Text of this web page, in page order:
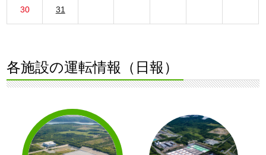
30 31
各施設の運転情報（日報）